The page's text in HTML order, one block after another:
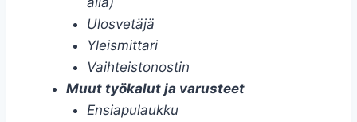
Ulosvetäjä
Yleismittari
Vaihteistonostin
Muut työkalut ja varusteet
Ensiapulaukku